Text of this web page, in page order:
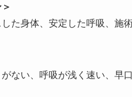
た身体、安定した呼吸、施
ない、呼吸が浅く速い、早